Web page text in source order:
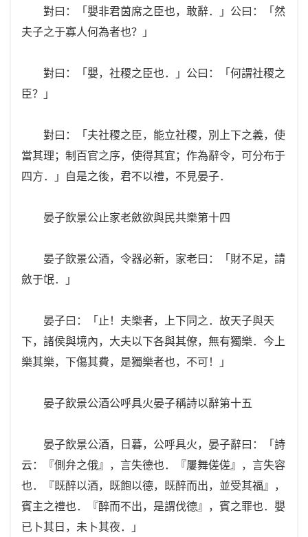
對曰：「嬰非君茵席之臣也，敢辭．」公曰：「然
夫子之于寡人何為者也？」
對曰：「嬰，社稷之臣也．」公曰：「何謂社稷之
臣？」
對曰：「夫社稷之臣，能立社稷，別上下之義，使
當其理；制百官之序，使得其宜；作為辭令，可分布于
四方．」自是之後，君不以禮，不見晏子．
晏子飲景公止家老斂欲與民共樂第十四
晏子飲景公酒，令器必新，家老曰：「財不足，請
斂于氓．」
晏子曰：「止！夫樂者，上下同之．故天子與天
下，諸侯與境內，大夫以下各與其僚，無有獨樂．今上
樂其樂，下傷其費，是獨樂者也，不可！」
晏子飲景公酒公呼具火晏子稱詩以辭第十五
晏子飲景公酒，日暮，公呼具火，晏子辭曰：「詩
云：『側弁之俄』，言失德也．『屢舞傞傞』，言失容
也．『既醉以酒，既飽以德，既醉而出，並受其福』，
賓主之禮也．『醉而不出，是謂伐德』，賓之罪也．嬰
已卜其日，未卜其夜．」